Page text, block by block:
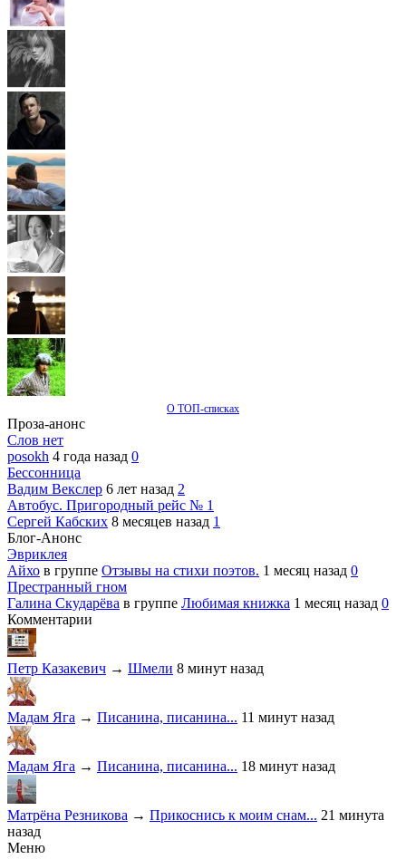
О ТОП-списках
Проза-анонс
Слов нет
posokh 4 года назад 0
Бессонница
Вадим Векслер 6 лет назад 2
Автобус. Пригородный рейс № 1
Сергей Кабских 8 месяцев назад 1
Блог-Анонс
Эвриклея
Айхо в группе Отзывы на стихи поэтов. 1 месяц назад 0
Престранный гном
Галина Скударёва в группе Любимая книжка 1 месяц назад 0
Комментарии
Петр Казакевич → Шмели 8 минут назад
Мадам Яга → Писанина, писанина... 11 минут назад
Мадам Яга → Писанина, писанина... 18 минут назад
Матрёна Резникова → Прикоснись к моим снам... 21 минута
назад
Меню